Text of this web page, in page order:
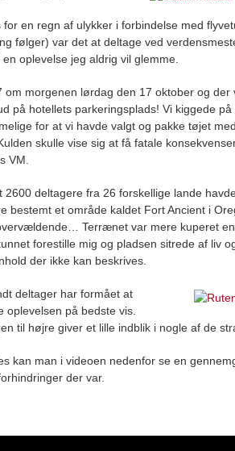
for en regn af ulykker i forbindelse med
følger) var det at deltage ved
en oplevelse jeg aldrig vil glemme.
om morgenen lørdag den 17 oktober og der
på hotellets parkeringsplads! Vi kiggede
for at vi havde valgt og pakke tøjet
skulle vise sig at få fatale
VM.
2600 deltagere fra 26 forskellige lande
bestemt et område kaldet Fort Ancient i
Terrænet var mere kuperet
forestille mig og pladsen sitrede af liv
der ikke kan beskrives.
deltager har formået at
oplevelsen på bedste vis.
til højre giver et lille indblik i nogle af de
kan man i videoen nedenfor se en
der var.